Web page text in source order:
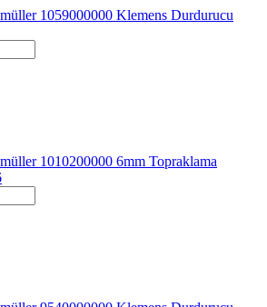
1059000000 Klemens Durdurucu
1010200000 6mm Topraklama